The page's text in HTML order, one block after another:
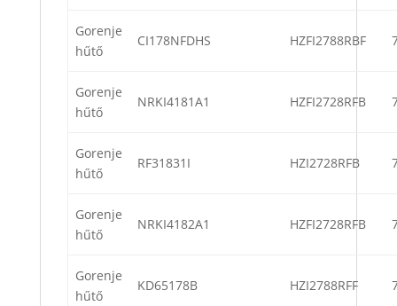
Gorenje
hűtő
CI178NFDHS HZFI2788RBF
Gorenje
hűtő
NRKI4181A1 HZFI2728RFB
Gorenje
hűtő
RF31831I HZI2728RFB
Gorenje
hűtő
NRKI4182A1 HZFI2728RFB
Gorenje
hűtő
KD65178B HZI2788RFF